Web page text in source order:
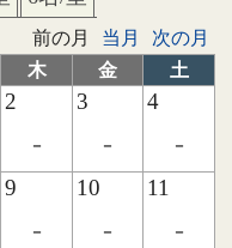
前の月 当月
次の月
木 金 土
2
-
3
-
4
-
9
-
10
-
11
-